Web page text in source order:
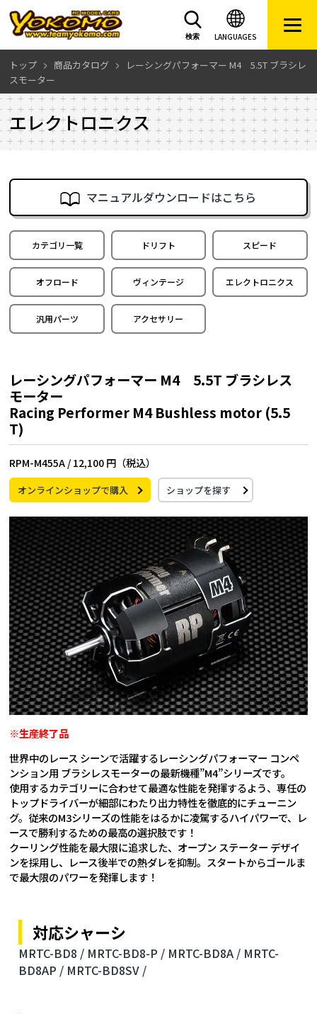
LANGUAGES
検索
トップ 商品カタログ
レーシングパフォーマー M4 5.5T ブラシレ
スモーター
エレクトロニクス
マニュアルダウンロードはこちら
カテゴリ一覧 ドリフト スピード
オフロード ヴィンテージ エレクトロニクス
汎用パーツ アクセサリー
レーシングパフォーマー M4 5.5T ブラシレス
モーター
Racing Performer M4 Bushless motor (5.5
T)
RPM-M455A / 12,100 円（税込）
オンラインショップで購入 ショップを探す
※生産終了品
世界中のレース シーンで活躍するレーシングパフォーマー コンペ
ンション用 ブラシレスモーターの最新機種”M4”シリーズです。
使用するカテゴリーに合わせて最適な性能を発揮するよう、専任の
トップドライバーが細部にわたり出力特性を徹底的にチューニン
グ。従来のM3シリーズの性能をはるかに凌駕するハイパワーで、レ
ースで勝利するための最高の選択肢です！
クーリング性能を最大限に追求した、オープン ステーター デザイ
ンを採用し、レース後半での熱ダレを抑制。スタートからゴールま
で最大限のパワーを発揮します！
対応シャーシ
MRTC-BD8 / MRTC-BD8-P / MRTC-BD8A / MRTC-
BD8AP / MRTC-BD8SV /